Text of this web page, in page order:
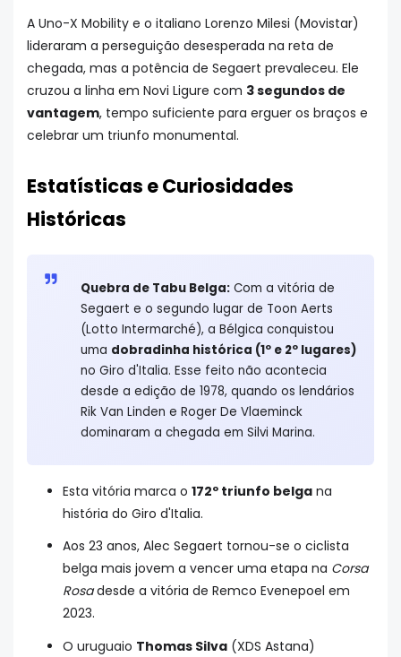
A Uno-X Mobility e o italiano Lorenzo Milesi (Movistar)
lideraram a perseguição desesperada na reta de
chegada, mas a potência de Segaert prevaleceu. Ele
cruzou a linha em Novi Ligure com 3 segundos de
vantagem, tempo suficiente para erguer os braços e
celebrar um triunfo monumental.
Estatísticas e Curiosidades
Históricas
Quebra de Tabu Belga: Com a vitória de
Segaert e o segundo lugar de Toon Aerts
(Lotto Intermarché), a Bélgica conquistou
uma dobradinha histórica (1º e 2º lugares)
no Giro d'Italia. Esse feito não acontecia
desde a edição de 1978, quando os lendários
Rik Van Linden e Roger De Vlaeminck
dominaram a chegada em Silvi Marina.
Esta vitória marca o 172º triunfo belga na
história do Giro d'Italia.
Aos 23 anos, Alec Segaert tornou-se o ciclista
belga mais jovem a vencer uma etapa na Corsa
Rosadesde a vitória de Remco Evenepoel em
2023.
O uruguaio Thomas Silva (XDS Astana)